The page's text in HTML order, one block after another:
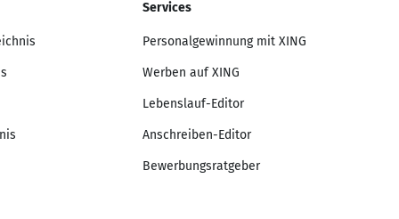
Services
Personalgewinnung mit XING
Werben auf XING
Lebenslauf-Editor
Anschreiben-Editor
Bewerbungsratgeber